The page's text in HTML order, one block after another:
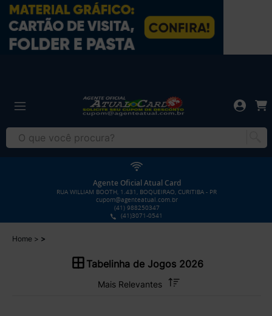
Agente Oficial Atual Card
RUA WILLIAM BOOTH, 1.431, BOQUEIRAO, CURITIBA - PR
cupom@agenteatual.com.br
(41) 988250347
(41)3071-0541
Home
Tabelinha de Jogos 2026